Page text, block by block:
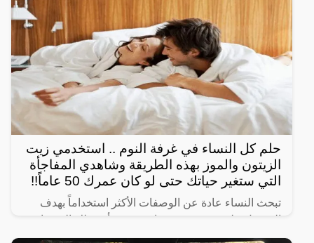
حلم كل النساء في غرفة النوم .. استخدمي زيت
الزيتون والموز بهذه الطريقة وشاهدي المفاجأة
التي ستغير حياتك حتى لو كان عمرك 50 عاماً!!
تبحث النساء عادة عن الوصفات الأكثر استخداماً بهدف
الحصول على شعر صحي وناعم، ومن أبرز تلك الوصفات
الخاصة بالبشرة والجسم للحصول على أفضل نتيجة خلال